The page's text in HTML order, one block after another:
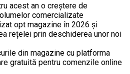
acest an o creștere de
comercializate
opt magazine în 2026 și
rețelei prin deschiderea unor noi
din magazine cu platforma
gratuită pentru comenzile online